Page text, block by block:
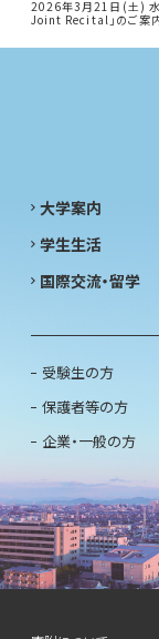
2026年3月21日(土) 水
Joint Recital」のご案
大学案内
学生生活
国際交流・留学
受験生の方
保護者等の方
企業・一般の方